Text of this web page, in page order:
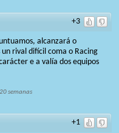
+3
alcanzará o
rival difícil coma o Racing
e a valía dos equipos
semanas
+1